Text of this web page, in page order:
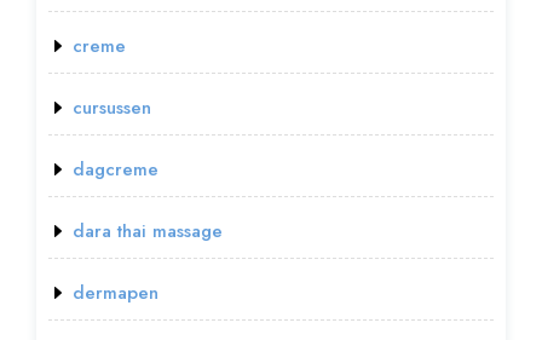
creme
cursussen
dagcreme
dara thai massage
dermapen